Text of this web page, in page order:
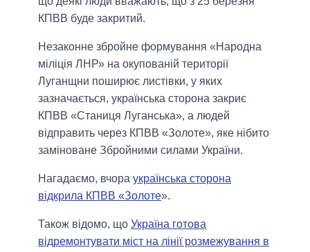
КПВВ буде закритий.
Незаконне збройне формування «Народна
міліція ЛНР» на окупованій території
Луганщни поширює листівки, у яких
зазначається, українська сторона закриє
КПВВ «Станиця Луганська», а людей
відправить через КПВВ «Золоте», яке нібито
заміноване Збройними силами України.
Нагадаємо, вчора українська сторона
відкрила КПВВ «Золоте».
Також відомо, що Україна готова
відремонтувати міст на лінії розмежування в